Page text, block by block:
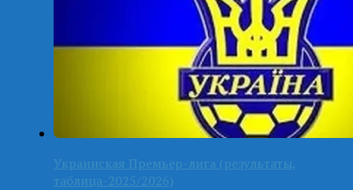
Украинская Премьер-лига (результаты,
таблица-2025/2026)